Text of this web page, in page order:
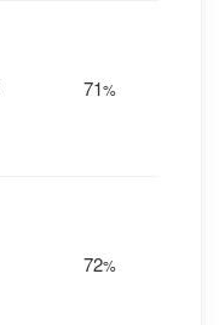
71%
72%